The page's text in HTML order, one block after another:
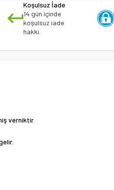
Koşulsuz İade
14 gün içinde
koşulsuz iade
hakkı.
verniktir.